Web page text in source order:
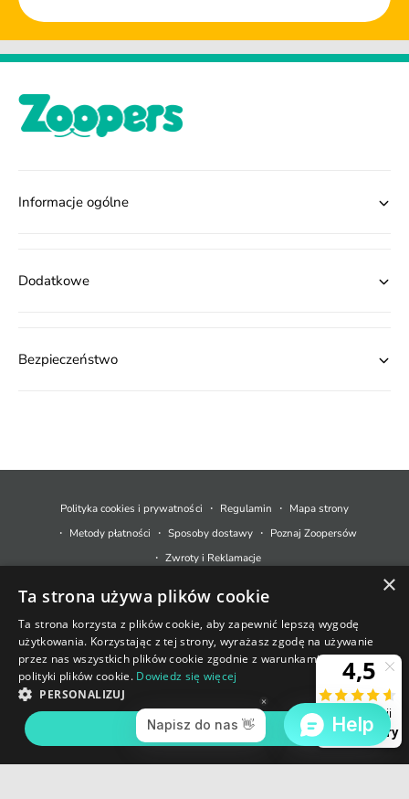
DODAJ DO KOSZYKA
Ostatnie sztuki!
Nie przegap okazji!
Informacje ogólne
Dodatkowe
Bezpieczeństwo
e
y
p
ł
a
t
n
o
c
© 2026,Zoopers.pl. Technologia Shopify
Polityka cookies i prywatności Regulamin
Mapa strony
Metody płatności
Sposoby dostawy
Poznaj Zoopersów
Zwroty i Reklamacje
+48 733 550 021
sklep@zoopers.pl
Godziny pracy infolinii
poniedziałek - piątek: 8 - 17
×
Ta strona używa plików cookie
Ta strona korzysta z plików cookie, aby zapewnić lepszą wygodę
użytkowania. Korzystając z tej strony, wyrażasz zgodę na używanie
przez nas wszystkich plików cookie zgodnie z warunkami naszej
polityki plików cookie. Dowiedz się więcej
PERSONALIZUJ
AKCEPTUJ WSZYSTKIE